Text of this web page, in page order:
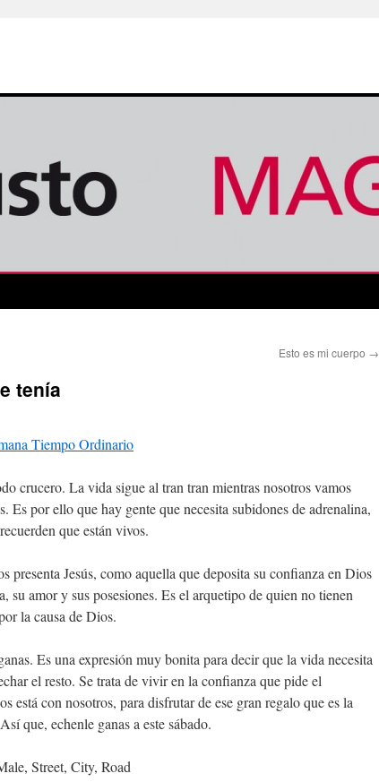
Esto es mi cuerpo →
tenía
Tiempo Ordinario
crucero. La vida sigue al tran tran mientras nosotros vamos
Es por ello que hay gente que necesita subidones de adrenalina,
que están vivos.
presenta Jesús, como aquella que deposita su confianza en Dios
su amor y sus posesiones. Es el arquetipo de quien no tienen
la causa de Dios.
Es una expresión muy bonita para decir que la vida necesita
el resto. Se trata de vivir en la confianza que pide el
está con nosotros, para disfrutar de ese gran regalo que es la
que, echenle ganas a este sábado.